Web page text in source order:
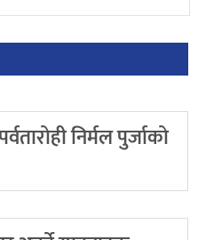
निर्मल पुर्जाको